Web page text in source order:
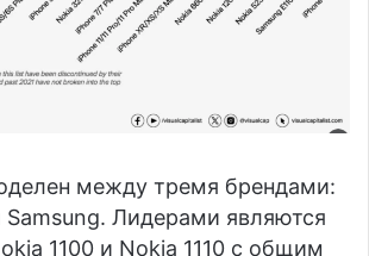
между тремя брендами:
Samsung. Лидерами являются
1100 и Nokia 1110 с общим